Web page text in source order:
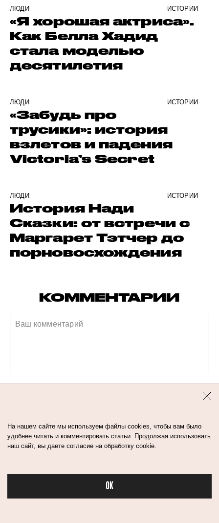
Бьюти в спорте
ЛЮДИ ИСТОРИИ
«Я хорошая актриса».
Как Белла Хадид
стала моделью
десятилетия
ЛЮДИ ИСТОРИИ
«Забудь про
трусики»: история
взлетов и падения
Victoria’s Secret
ЛЮДИ ИСТОРИИ
История Нади
Сказки: от встречи с
Маргарет Тэтчер до
порновосхождения
КОММЕНТАРИИ
ВАМ БУДЕТ ИНТЕРЕСНО
На нашем сайте мы используем файлы cookies, чтобы вам было
удобнее читать и комментировать статьи. Продолжая использовать
наш сайт, вы даете согласие на обработку cookie.
OK